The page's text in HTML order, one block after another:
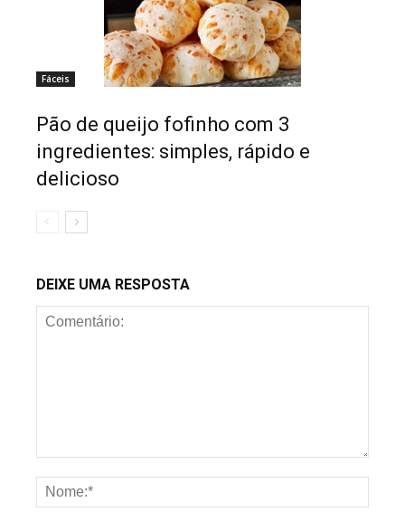
Fáceis
Pão de queijo fofinho com 3
ingredientes: simples, rápido e
delicioso
DEIXE UMA RESPOSTA